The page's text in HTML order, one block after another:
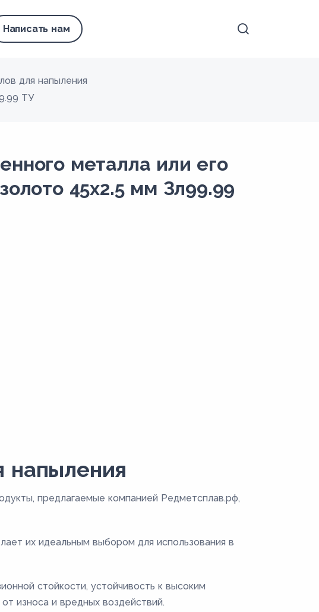
Написать нам
для напыления
ТУ
металла или его
45х2.5 мм Зл99.99
напыления
предлагаемые компанией Редметсплав.рф,
их идеальным выбором для использования в
стойкости, устойчивость к высоким
износа и вредных воздействий.